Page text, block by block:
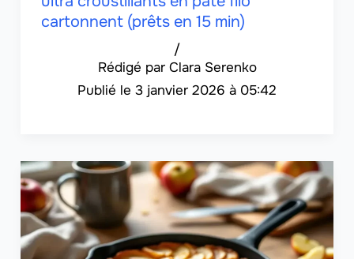
cartonnent (prêts en 15 min)
Clara Serenko
/
3 janvier 2026 à 05:42